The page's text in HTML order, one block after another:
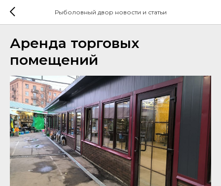
Рыболовный двор новости и статьи
Аренда торговых
помещений